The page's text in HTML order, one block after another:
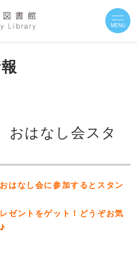
はなし会スタ
はなし会に参加するとスタン
ゼントをゲット！ どうぞお気